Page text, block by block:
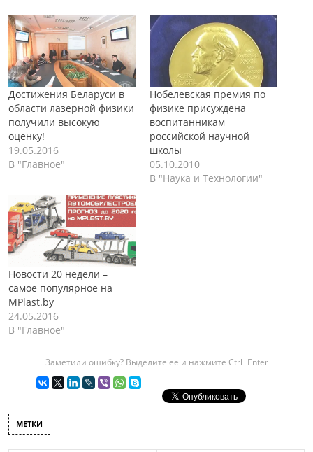
Достижения Беларуси в
области лазерной физики
получили высокую
оценку!
19.05.2016
В "Главное"
Нобелевская премия по
физике присуждена
воспитанникам
российской научной
школы
05.10.2010
В "Наука и Технологии"
Новости 20 недели –
самое популярное на
MPlast.by
24.05.2016
В "Главное"
Заметили ошибку? Выделите ее и нажмите Ctrl+Enter
МЕТКИ